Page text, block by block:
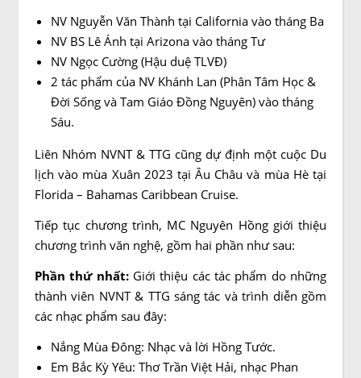
NV Nguyễn Văn Thành tại California vào tháng Ba
NV BS Lê Ánh tại Arizona vào tháng Tư
NV Ngọc Cường (Hậu duệ TLVĐ)
2 tác phẩm của NV Khánh Lan (Phân Tâm Học &
Đời Sống và Tam Giáo Đồng Nguyên) vào tháng
Sáu.
Liên Nhóm NVNT & TTG cũng dự định một cuộc Du
lịch vào mùa Xuân 2023 tại Âu Châu và mùa Hè tại
Florida – Bahamas Caribbean Cruise.
Tiếp tục chương trình, MC Nguyên Hồng giới thiệu
chương trình văn nghệ, gồm hai phần như sau:
Phần thứ nhất:Giới thiệu các tác phẩm do những
thành viên NVNT & TTG sáng tác và trình diễn gồm
các nhạc phẩm sau đây:
Nắng Mùa Đông: Nhạc và lời Hồng Tước.
Em Bắc Kỳ Yêu: Thơ Trần Việt Hải, nhạc Phan